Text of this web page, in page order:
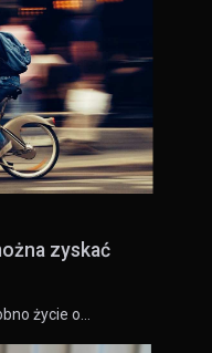
zyskać
życie o…